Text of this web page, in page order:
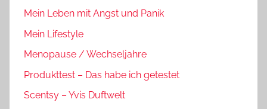
Mein Leben mit Angst und Panik
Mein Lifestyle
Menopause / Wechseljahre
Produkttest – Das habe ich getestet
Scentsy – Yvis Duftwelt